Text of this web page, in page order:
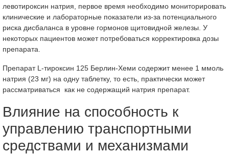
левотироксин натрия, первое время необходимо мониторировать
клинические и лабораторные показатели из-за потенциального
риска дисбаланса в уровне гормонов щитовидной железы. У
некоторых пациентов может потребоваться корректировка дозы
препарата.
Препарат L-тироксин 125 Берлин-Хеми содержит менее 1 ммоль
натрия (23 мг) на одну таблетку, то есть, практически может
рассматриваться как не содержащий натрия препарат.
Влияние на способность к
управлению транспортными
средствами и механизмами